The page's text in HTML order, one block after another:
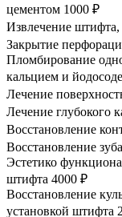
цементом 1000 ₽
Извлечение штифта,
Закрытие
Пломбирование
кальцием и
Лечение
Лечение глубокого
Восстановление
Восстановление
Эстетико
штифта 4000 ₽
Восстановление
установкой штифта